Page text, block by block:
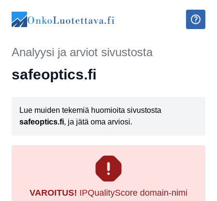
OnkoLuotettava.fi
Analyysi ja arviot sivustosta
safeoptics.fi
Lue muiden tekemiä huomioita sivustosta
safeoptics.fi, ja jätä oma arviosi.
VAROITUS! IPQualityScore domain-nimi